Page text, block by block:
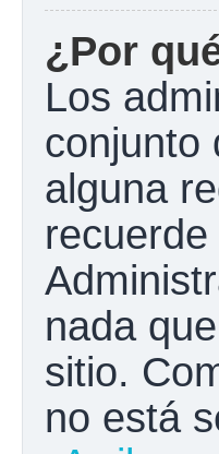
¿Por
Los
conjunto
alguna
nada
sitio.
no está